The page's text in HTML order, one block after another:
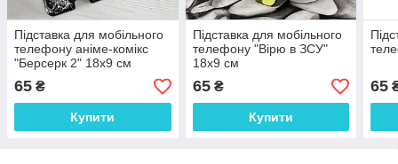
Підставка для мобільного
телефону аніме-комікс
"Берсерк 2" 18х9 см
65 ₴
Купити
Підставка для мобільного
телефону "Вірю в ЗСУ"
18х9 см
65₴
Купити
65